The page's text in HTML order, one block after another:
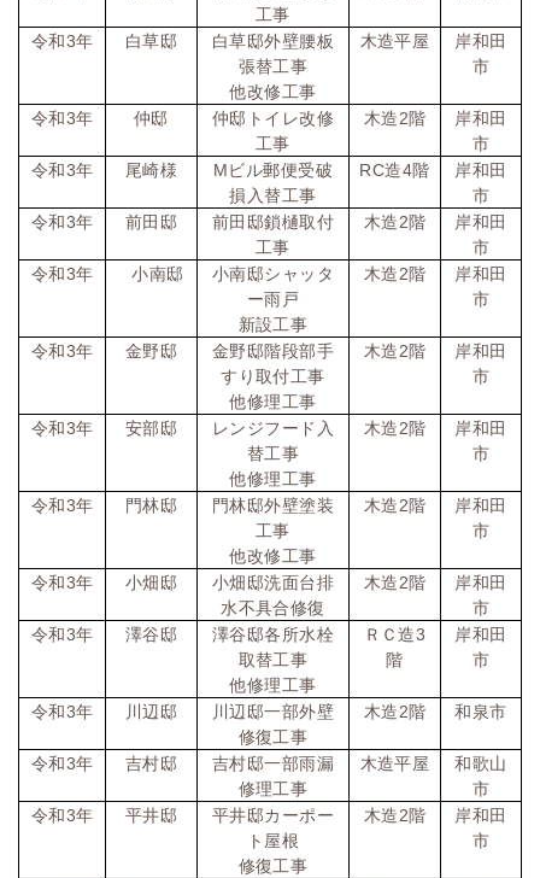
工事
令和3年 白草邸
白草邸外壁腰板
張替工事
他改修工事
木造平屋
岸和田
市
令和3年 仲邸
仲邸トイレ改修
工事
木造2階
岸和田
市
令和3年 尾崎様 Mビル郵便受破
損入替工事
RC造4階
岸和田
市
令和3年 前田邸
前田邸鎖樋取付
工事
木造2階
岸和田
市
令和3年 小南邸
小南邸シャッタ
ー雨戸
新設工事
木造2階
岸和田
市
令和3年 金野邸
金野邸階段部手
すり取付工事
他修理工事
木造2階
岸和田
市
令和3年 安部邸
レンジフード入
替工事
他修理工事
木造2階
岸和田
市
令和3年 門林邸
門林邸外壁塗装
工事
他改修工事
木造2階
岸和田
市
令和3年 小畑邸
小畑邸洗面台排
水不具合修復
木造2階
岸和田
市
令和3年 澤谷邸
澤谷邸各所水栓
取替工事
他修理工事
ＲＣ造3
階
岸和田
市
令和3年 川辺邸
川辺邸一部外壁
修復工事
木造2階 和泉市
令和3年 吉村邸
吉村邸一部雨漏
修理工事
木造平屋
和歌山
市
令和3年 平井邸
平井邸カーポー
ト屋根
修復工事
木造2階
岸和田
市